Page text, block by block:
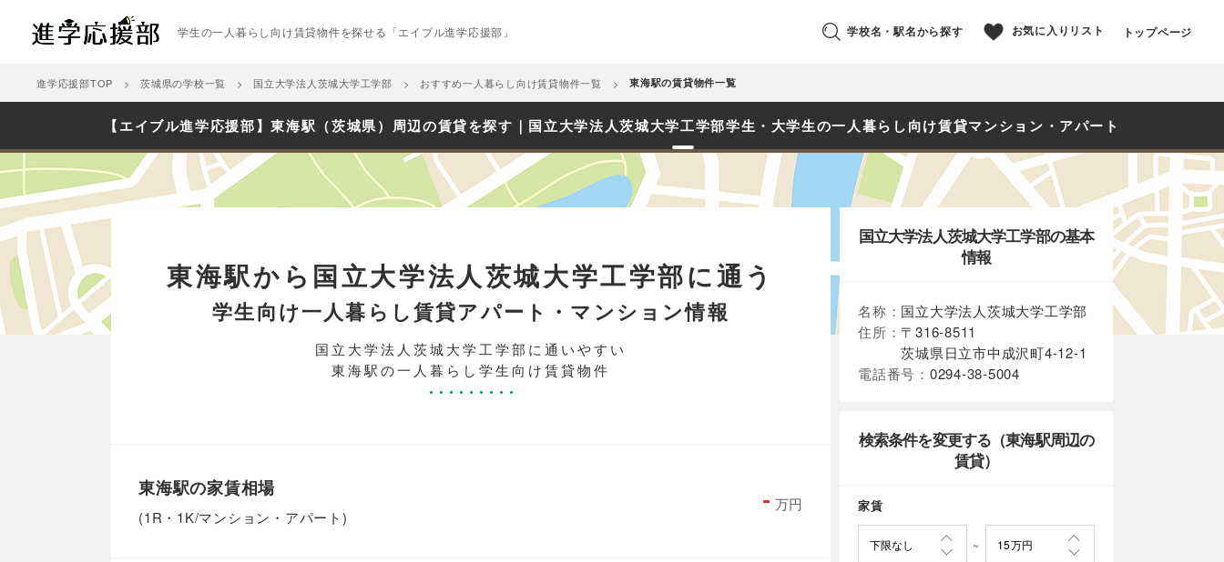
学生の一人暮らし向け賃貸物件を探せる「エイブル進学応援部」 学校名・駅名から探す お気に入りリスト トップページ
進学応援部TOP 茨城県の学校一覧 国立大学法人茨城大学工学部 おすすめ一人暮らし向け賃貸物件一覧 東海駅の賃貸物件一覧
【エイブル進学応援部】東海駅（茨城県）周辺の賃貸を探す｜国立大学法人茨城大学工学部学生・大学生の一人暮らし向け賃貸マンション・アパート
東海駅から国立大学法人茨城大学工学部に通う
学生向け一人暮らし賃貸アパート・マンション情報
国立大学法人茨城大学工学部に通いやすい
東海駅の一人暮らし学生向け賃貸物件
東海駅の家賃相場
(1R・1K/マンション・アパート)
- 万円
国立大学法人茨城大学工学部の基本
情報
名称： 国立大学法人茨城大学工学部
住所： 〒316-8511
茨城県日立市中成沢町4-12-1
電話番号： 0294-38-5004
検索条件を変更する（東海駅周辺の
賃貸）
家賃